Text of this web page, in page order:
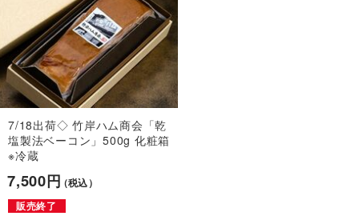
7/18出荷◇ 竹岸ハム商会「乾
塩製法ベーコン」500g 化粧箱
※冷蔵
7,500円（税込）
販売終了